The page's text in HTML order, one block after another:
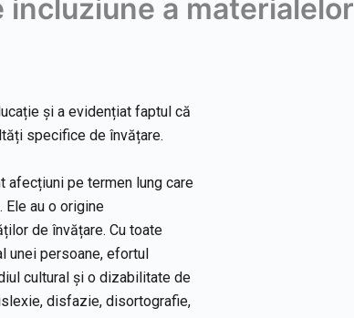
a materialelor
și a evidențiat faptul că
specifice de învățare.
pe termen lung care
Ele au o origine
de învățare. Cu toate
unei persoane, efortul
cultural și o dizabilitate de
disfazie, disortografie,